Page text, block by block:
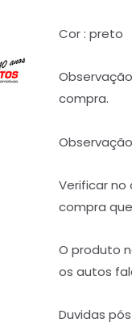
Cor : preto
compra.
Verificar no
compra
O produto
os autos
Duvidas